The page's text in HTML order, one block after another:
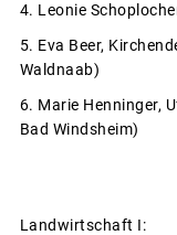
Leonie
Eva Beer,
Waldnaab)
Marie Henninger,
Bad Windsheim)
Landwirtschaft I: